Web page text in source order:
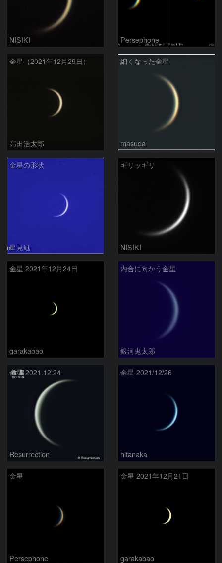
NISIKI Persephone
金星（2021年12月29日）
高田浩太郎
細くなった金星
masuda
金星の形状
星見処
ギリッギリ
NISIKI
金星 2021年12月24日
garakabao
内合に向かう金星
銀河鬼太郎
金星 2021.12.24
Resurrection
金星 2021/12/26
hltanaka
金星
Persephone
金星 2021年12月21日
garakabao